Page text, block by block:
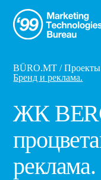
BÜRO.MT /Проекты
Бренд и реклама.
ЖК
реклама.